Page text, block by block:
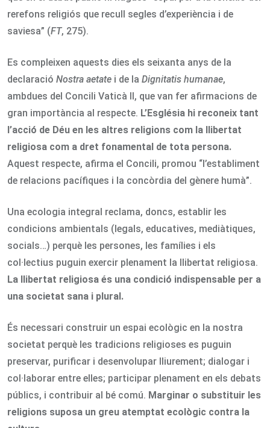
rerefons religiós que recull segles d’experiència i de
saviesa” (FT, 275).
Es compleixen aquests dies els seixanta anys de la
declaració Nostra aetate i de la Dignitatis humanae,
ambdues del Concili Vaticà II, que van fer afirmacions de
gran importància al respecte. L’Església hi reconeix tant
l’acció de Déu en les altres religions com la llibertat
religiosa com a dret fonamental de tota persona.
Aquest respecte, afirma el Concili, promou “l’establiment
de relacions pacífiques i la concòrdia del gènere humà”.
Una ecologia integral reclama, doncs, establir les
condicions ambientals (legals, educatives, mediàtiques,
socials…) perquè les persones, les famílies i els
col·lectius puguin exercir plenament la llibertat religiosa.
La llibertat religiosa és una condició indispensable per a
una societat sana i plural.
És necessari construir un espai ecològic en la nostra
societat perquè les tradicions religioses es puguin
preservar, purificar i desenvolupar lliurement; dialogar i
col·laborar entre elles; participar plenament en els debats
públics, i contribuir al bé comú. Marginar o substituir les
religions suposa un greu atemptat ecològic contra la